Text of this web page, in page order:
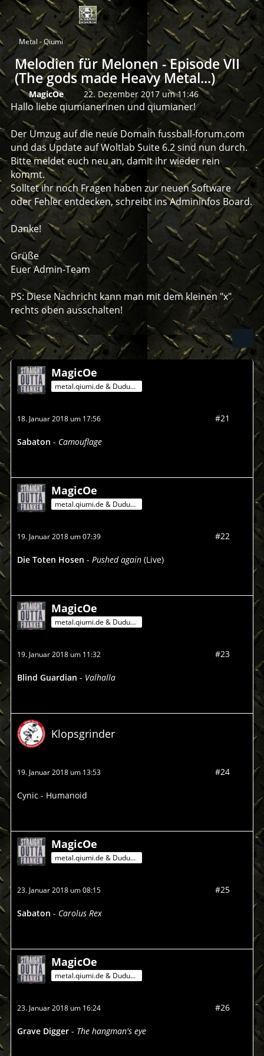
Metal - Qiumi
Melodien für Melonen - Episode VII
(The gods made Heavy Metal...)
MagicOe 22. Dezember 2017 um 11:46
Hallo liebe qiumianerinen und qiumianer!
Der Umzug auf die neue Domain fussball-forum.com
und das Update auf Woltlab Suite 6.2 sind nun durch.
Bitte meldet euch neu an, damit ihr wieder rein
kommt.
Solltet ihr noch Fragen haben zur neuen Software
oder Fehler entdecken, schreibt ins Admininfos Board.
Danke!
Grüße
Euer Admin-Team
PS: Diese Nachricht kann man mit dem kleinen "x"
rechts oben ausschalten!
MagicOe
metal.qiumi.de & Dududu-Mann
18. Januar 2018 um 17:56 #21
Sabaton - Camouflage
MagicOe
metal.qiumi.de & Dududu-Mann
19. Januar 2018 um 07:39 #22
Die Toten Hosen - Pushed again (Live)
MagicOe
metal.qiumi.de & Dududu-Mann
19. Januar 2018 um 11:32 #23
Blind Guardian - Valhalla
Klopsgrinder
19. Januar 2018 um 13:53 #24
Cynic - Humanoid
MagicOe
metal.qiumi.de & Dududu-Mann
23. Januar 2018 um 08:15 #25
Sabaton - Carolus Rex
MagicOe
metal.qiumi.de & Dududu-Mann
23. Januar 2018 um 16:24 #26
Grave Digger - The hangman's eye